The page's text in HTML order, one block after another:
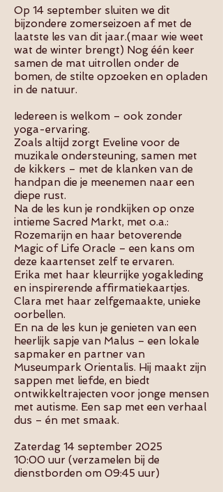
Op 14 september sluiten we dit
bijzondere zomerseizoen af met de
laatste les van dit jaar.(maar wie weet
wat de winter brengt) Nog één keer
samen de mat uitrollen onder de
bomen, de stilte opzoeken en opladen
in de natuur.
Iedereen is welkom – ook zonder
yoga-ervaring.
Zoals altijd zorgt Eveline voor de
muzikale ondersteuning, samen met
de kikkers – met de klanken van de
handpan die je meenemen naar een
diepe rust.
Na de les kun je rondkijken op onze
intieme Sacred Markt, met o.a.:
Rozemarijn en haar betoverende
Magic of Life Oracle – een kans om
deze kaartenset zelf te ervaren.
Erika met haar kleurrijke yogakleding
en inspirerende affirmatiekaartjes.
Clara met haar zelfgemaakte, unieke
oorbellen.
En na de les kun je genieten van een
heerlijk sapje van Malus – een lokale
sapmaker en partner van
Museumpark Orientalis. Hij maakt zijn
sappen met liefde, en biedt
ontwikkeltrajecten voor jonge mensen
met autisme. Een sap met een verhaal
dus – én met smaak.
Zaterdag 14 september 2025
10:00 uur (verzamelen bij de
dienstborden om 09:45 uur)